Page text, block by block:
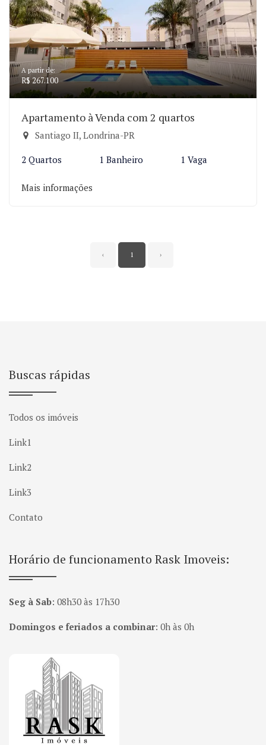
A partir de:
R$ 267.100
Apartamento à Venda com 2 quartos
Santiago II, Londrina-PR
2 Quartos 1 Banheiro 1 Vaga
Mais informações
‹ 1 ›
Buscas rápidas
Todos os imóveis
Link1
Link2
Link3
Contato
Horário de funcionamento Rask Imoveis:
Seg à Sab: 08h30 às 17h30
Domingos e feriados a combinar: 0h às 0h
Página inicial